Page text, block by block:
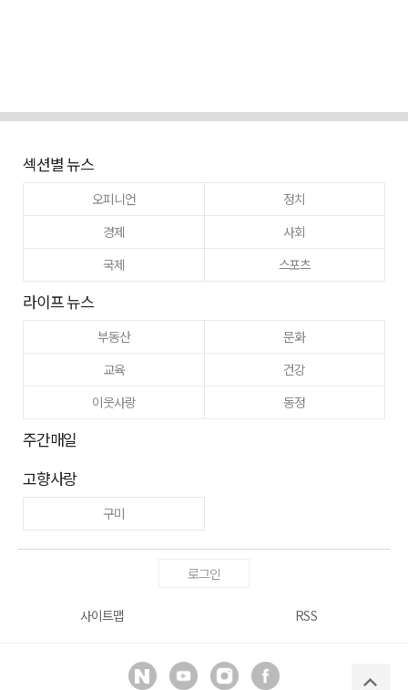
섹션별 뉴스
오피니언
정치
경제
사회
국제
스포츠
라이프 뉴스
부동산
문화
교육
건강
이웃사랑
동정
주간매일
고향사랑
구미
로그인
사이트맵 RSS